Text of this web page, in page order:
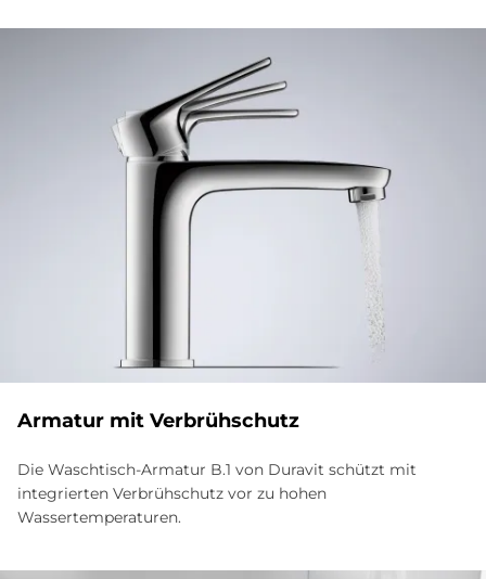
Ar­ma­tur mit Ver­brüh­schu­tz
Die Waschtisch-Armatur B.1 von Duravit schützt mit
integrierten Verbrühschutz vor zu hohen
Wassertemperaturen.